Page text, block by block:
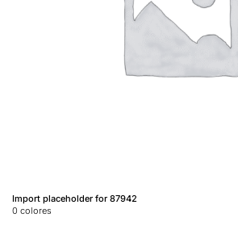
Import placeholder for 87942
0 colores